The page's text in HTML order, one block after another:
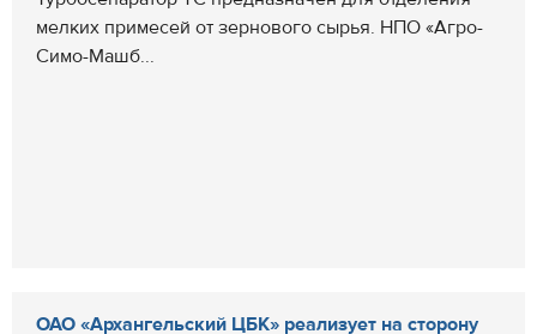
мелких примесей от зернового сырья. НПО «Агро-
Симо-Машб...
ОАО «Архангельский ЦБК» реализует на сторону